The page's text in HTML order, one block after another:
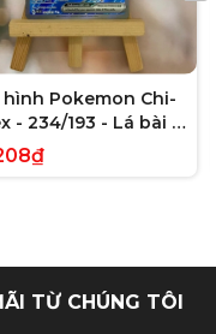
hình Pokemon Chi-
- 234/193 - Lá bài lẻ
Evolved Full Art
Rare tiếng Anh
TỪ CHÚNG TÔI